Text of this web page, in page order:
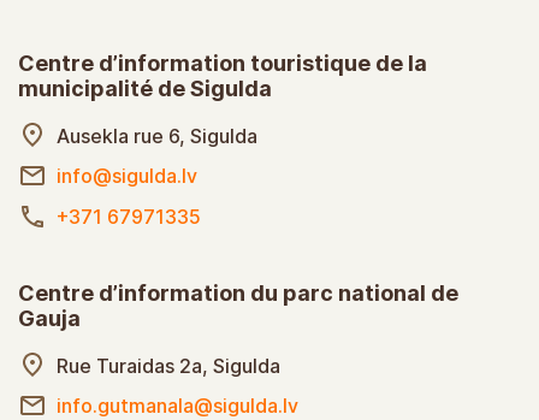
Centre d’information touristique de la
municipalité de Sigulda
Ausekla rue 6, Sigulda
info@sigulda.lv
+371 67971335
Centre d’information du parc national de
Gauja
Rue Turaidas 2a, Sigulda
info.gutmanala@sigulda.lv